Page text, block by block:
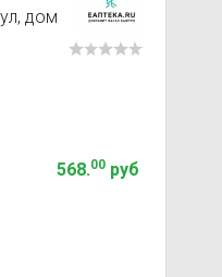
дом
568.00руб